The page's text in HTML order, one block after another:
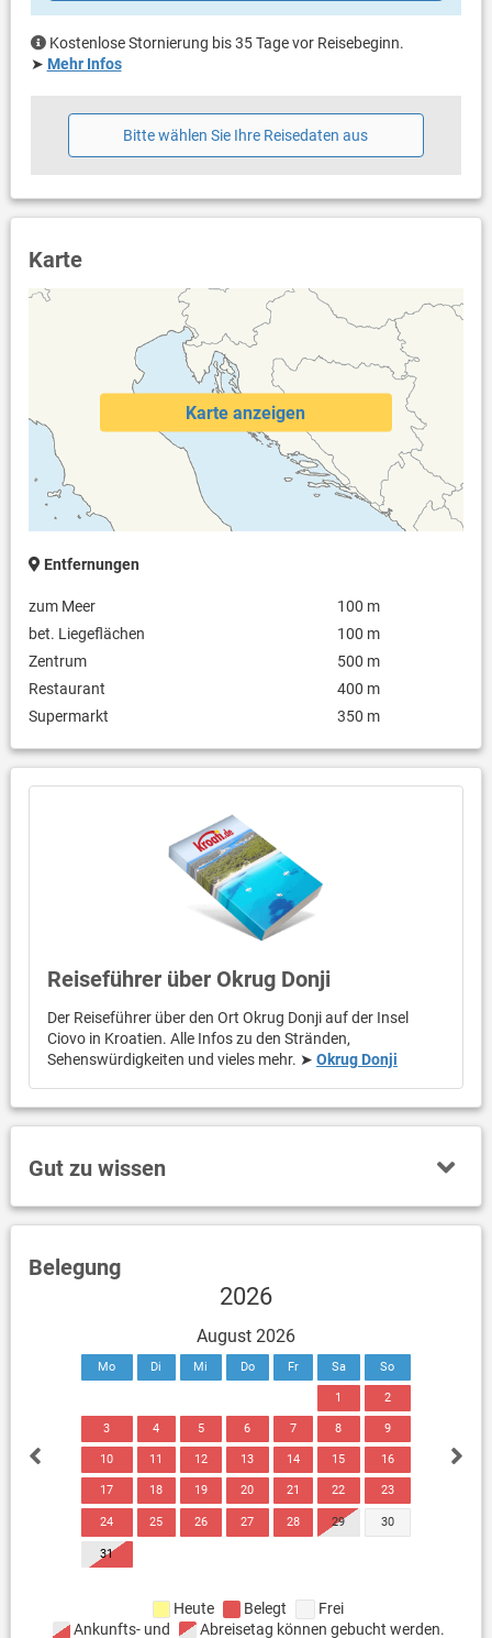
Bettwäsche vorhanden
Handtücher vorhanden
Fön
Kostenlose Stornierung bis 35 Tage vor Reisebeginn.
➤ Mehr Infos
Bitte wählen Sie Ihre Reisedaten aus
Karte
Karte anzeigen
Entfernungen
zum Meer
100 m
bet. Liegeflächen
100 m
Zentrum
500 m
Restaurant
400 m
Supermarkt
350 m
Reiseführer über Okrug Donji
Der Reiseführer über den Ort Okrug Donji auf der Insel
Ciovo in Kroatien. Alle Infos zu den Stränden,
Sehenswürdigkeiten und vieles mehr. ➤ Okrug Donji
Gut zu wissen
Belegung
2026
August 2026
Mo Di Mi Do Fr Sa So
1 2
3 4 5 6 7 8 9
10 11 12 13 14 15 16
17 18 19 20 21 22 23
24 25 26 27 28 29 30
31
Heute Belegt
Frei
Ankunfts- und
Abreisetag können gebucht werden.